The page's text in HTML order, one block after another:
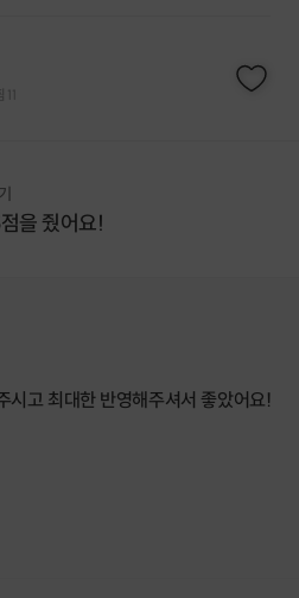
을 줬어요!
시고 최대한 반영해주셔서 좋았어요!